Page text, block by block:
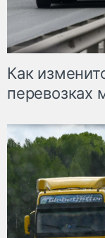
Как
перевозках